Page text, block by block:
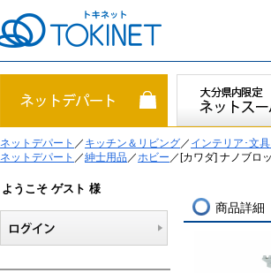
ネットデパート ／ キッチン＆リビング／ インテリア･文
ネットデパート ／紳士用品／ホビー ／[カワダ] ナノブロ
商品詳細
ようこそ ゲスト 様